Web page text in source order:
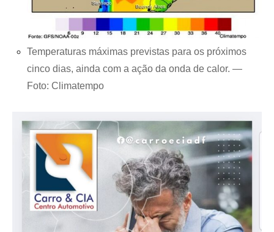
Temperaturas máximas previstas para os próximos
cinco dias, ainda com a ação da onda de calor. —
Foto: Climatempo